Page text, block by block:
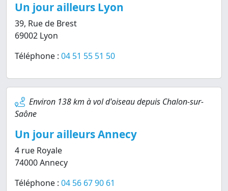
Un jour ailleurs Lyon
39, Rue de Brest
69002 Lyon
Téléphone : 04 51 55 51 50
Environ 138 km à vol d'oiseau depuis Chalon-sur-
Saône
Un jour ailleurs Annecy
4 rue Royale
74000 Annecy
Téléphone : 04 56 67 90 61